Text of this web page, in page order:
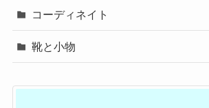
コーディネイト
靴と小物